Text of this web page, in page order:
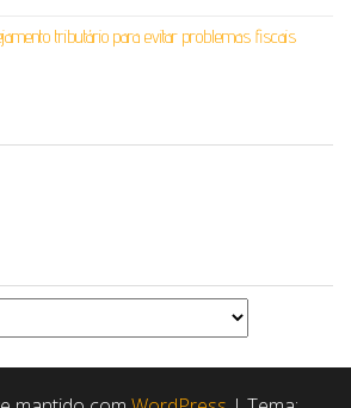
tributário para evitar problemas fiscais